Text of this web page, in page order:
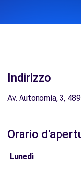
Indirizzo
Av. Autonomía, 3,
Orario
Lunedì